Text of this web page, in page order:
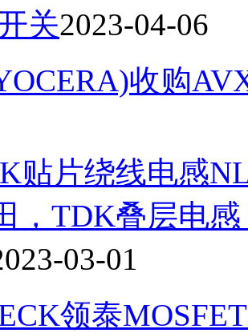
关2023-04-06
收购
贴片绕线电感
，TDK叠层电
03-01
领泰